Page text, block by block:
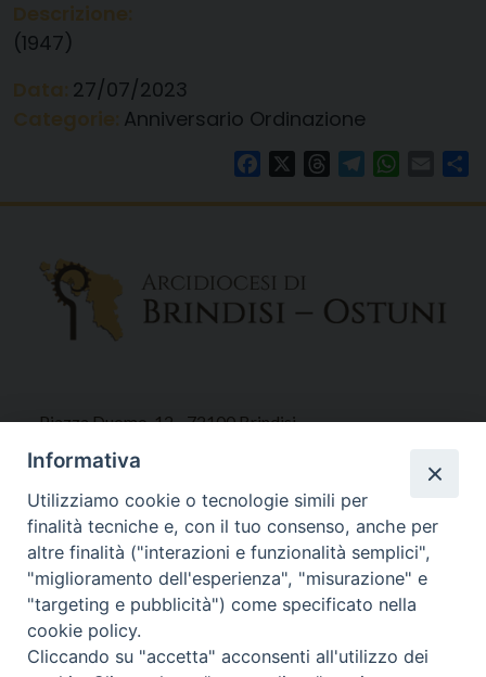
(1947)
27/07/2023
Anniversario Ordinazione
FacebookThreadsTelegram Email
Piazza Duomo, 12 - 72100 Brindisi
Tel 0831.521958
Fax 0831.528315
Orari Curia
Mar. / Mer. / Giov. ore 9 - 13
nei mesi estivi solo Martedì ore 9 - 13
Informativa
Utilizziamo cookie o tecnologie simili per
finalità tecniche e, con il tuo consenso, anche per
altre finalità ("interazioni e funzionalità semplici",
"miglioramento dell'esperienza", "misurazione" e
"targeting e pubblicità") come specificato nella
cookie policy.
Cliccando su "accetta" acconsenti all'utilizzo dei